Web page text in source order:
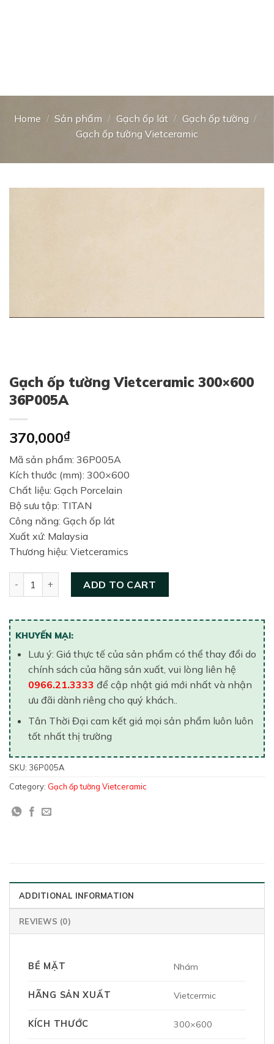
Home / Sản phẩm / Gạch ốp lát / Gạch ốp tường /
Gạch ốp tường Vietceramic
Gạch ốp tường Vietceramic 300×600
36P005A
370,000₫
Mã sản phẩm: 36P005A
Kích thước (mm): 300×600
Chất liệu: Gạch Porcelain
Bộ sưu tập: TITAN
Công năng: Gạch ốp lát
Xuất xứ: Malaysia
Thương hiệu: Vietceramics
ADD TO CART
KHUYẾN MẠI:
Lưu ý: Giá thực tế của sản phẩm có thể thay đổi do
chính sách của hãng sản xuất, vui lòng liên hệ
0966.21.3333 để cập nhật giá mới nhất và nhận
ưu đãi dành riêng cho quý khách..
Tân Thời Đại cam kết giá mọi sản phẩm luôn luôn
tốt nhất thị trường
SKU: 36P005A
Category: Gạch ốp tường Vietceramic
ADDITIONAL INFORMATION
REVIEWS (0)
BỀ MẶT Nhám
HÃNG SẢN XUẤT Vietcermic
KÍCH THƯỚC 300×600